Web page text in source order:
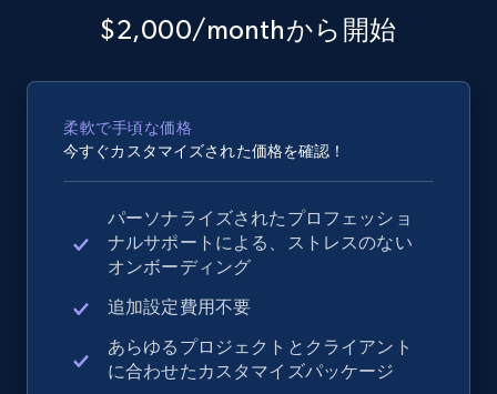
$2,000/monthから開始
柔軟で手頃な価格
今すぐカスタマイズされた価格を確認！
パーソナライズされたプロフェッショ
ナルサポートによる、ストレスのない
オンボーディング
追加設定費用不要
あらゆるプロジェクトとクライアント
に合わせたカスタマイズパッケージ